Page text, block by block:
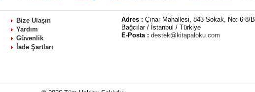
Bize Ulaşın
Yardım
Güvenlik
İade Şartları
Adres :Çınar Mahallesi, 843 Sokak, No: 6-8/B
Bağcılar / İstanbul / Türkiye
E-Posta :destek@kitapaloku.com